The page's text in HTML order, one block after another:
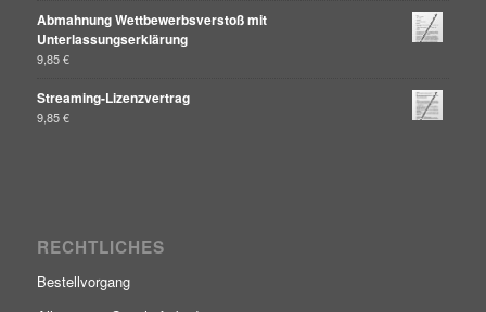
Abmahnung Wettbewerbsverstoß mit
Unterlassungserklärung
9,85€
Streaming-Lizenzvertrag
9,85€
RECHTLICHES
Bestellvorgang